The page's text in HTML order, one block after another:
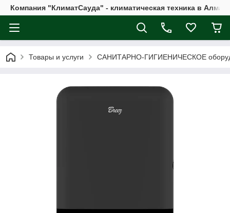
Компания "КлиматСауда" - климатическая техника в
Товары и услуги САНИТАРНО-ГИГИЕНИЧЕСКОЕ